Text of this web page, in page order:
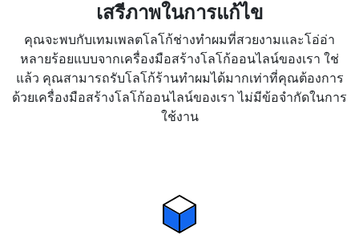
เสรีภาพในการแก้ไข
คุณจะพบกับเทมเพลตโลโก้ช่างทำผมที่สวยงามและโอ่อ่า
หลายร้อยแบบจากเครื่องมือสร้างโลโก้ออนไลน์ของเรา ใช่
แล้ว คุณสามารถรับโลโก้ร้านทำผมได้มากเท่าที่คุณต้องการ
ด้วยเครื่องมือสร้างโลโก้ออนไลน์ของเรา ไม่มีข้อจำกัดในการ
ใช้งาน